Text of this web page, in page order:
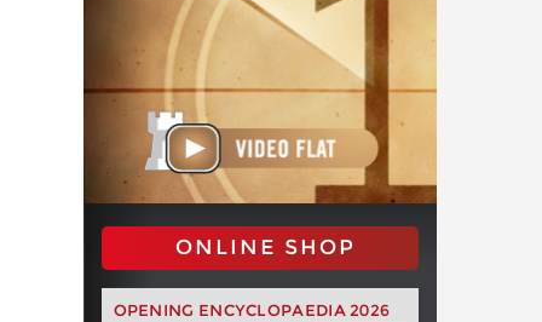
ONLINE SHOP
OPENING ENCYCLOPAEDIA 2026